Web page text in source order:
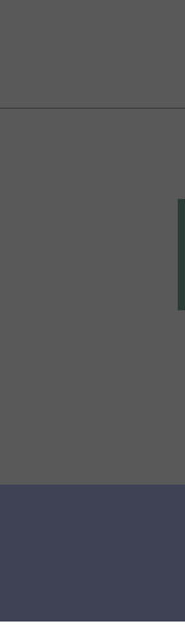
© VIF 2022